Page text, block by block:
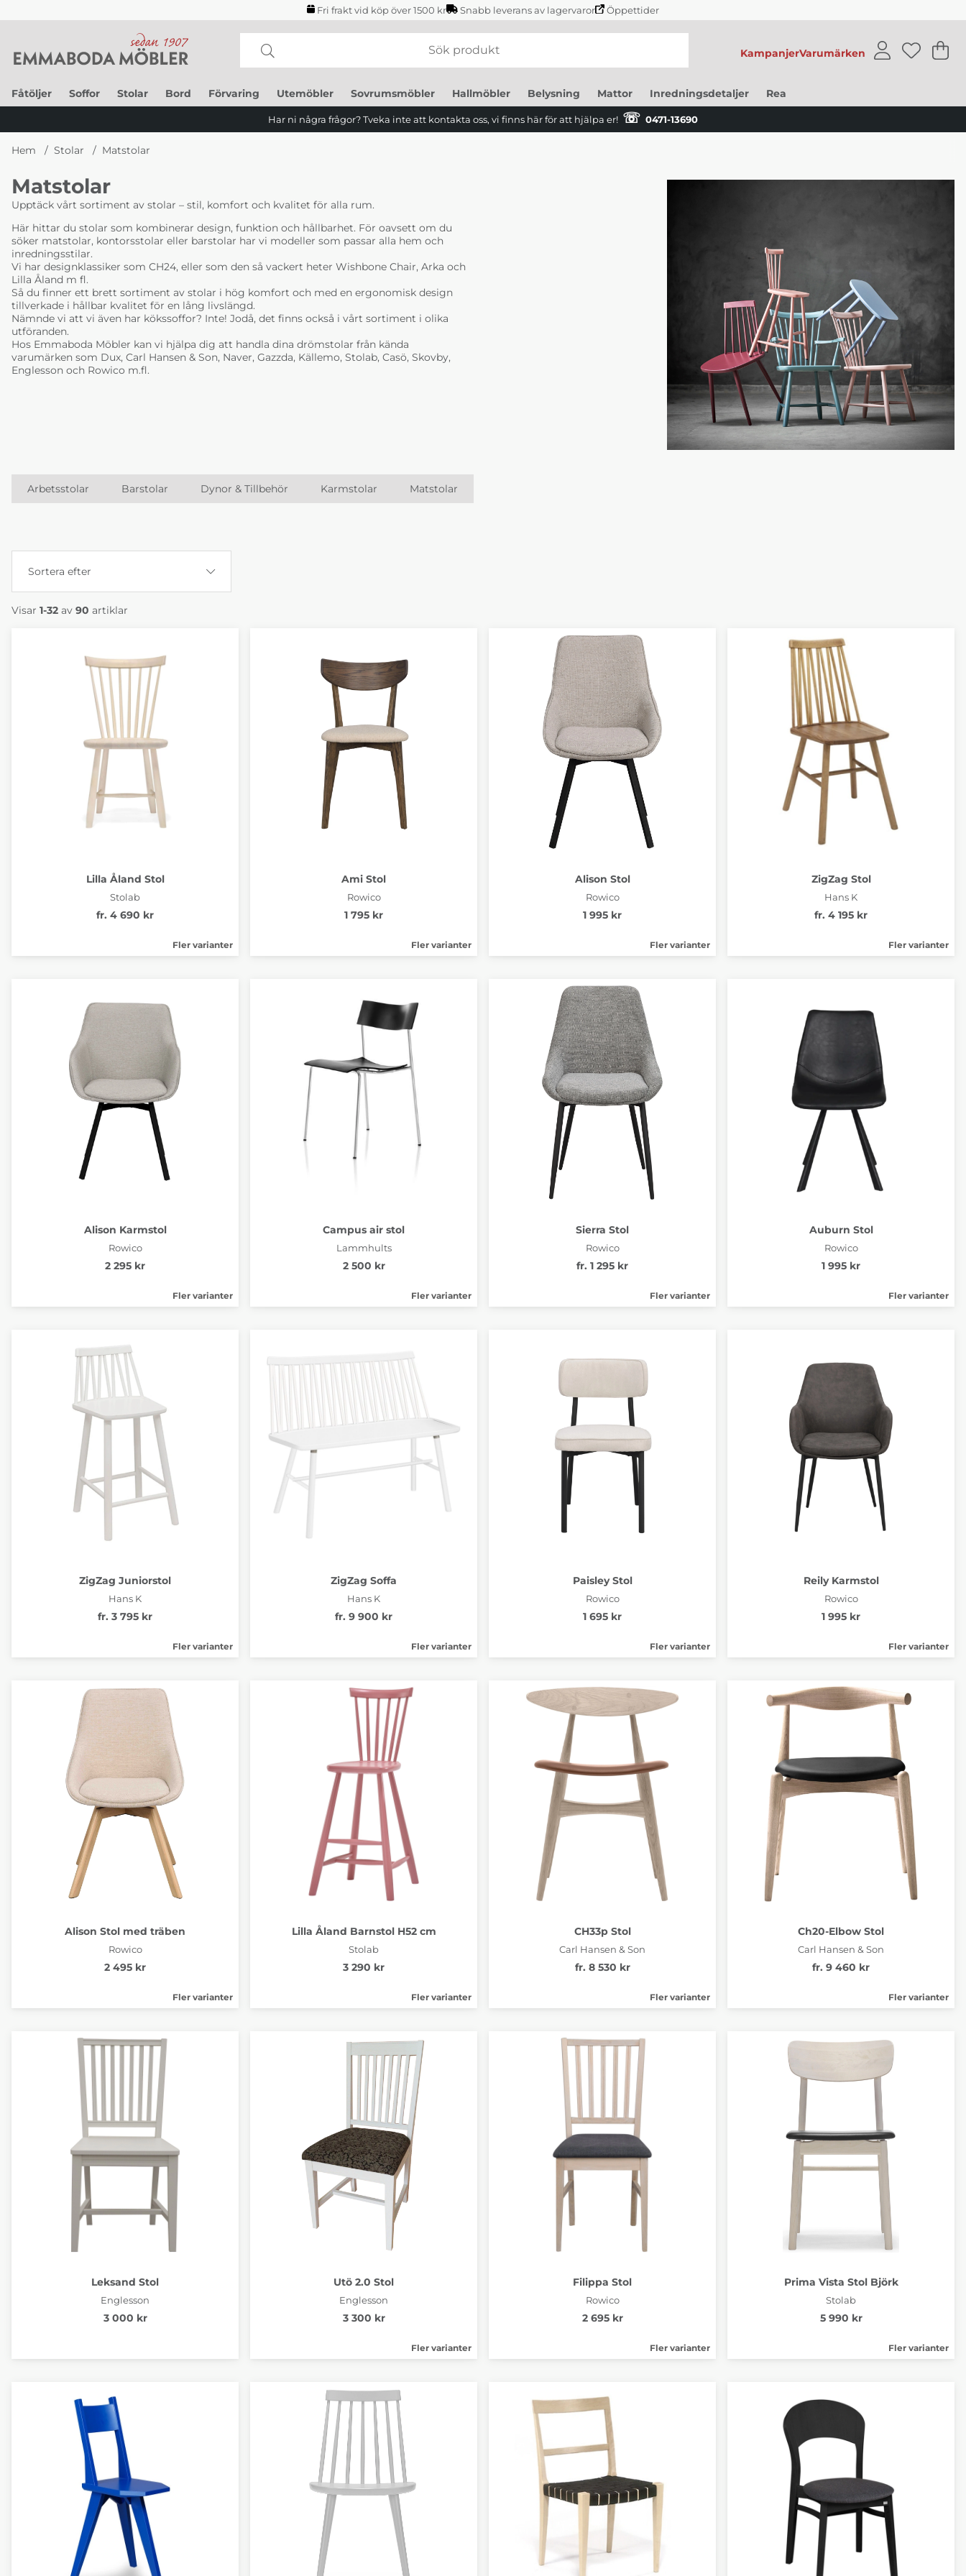
Fri frakt vid köp över 1500 kr Snabb leverans av lagervaror Öppettider
KampanjerVarumärken .
Fåtöljer Soffor Stolar Bord Förvaring Utemöbler Sovrumsmöbler Hallmöbler Belysning Mattor Inredningsdetaljer Rea
Har ni några frågor? Tveka inte att kontakta oss, vi finns här för att hjälpa er! ☏ 0471-13690
Hem Stolar Matstolar
Matstolar
Upptäck vårt sortiment av stolar – stil, komfort och kvalitet för alla rum.
Här hittar du stolar som kombinerar design, funktion och hållbarhet. För oavsett om du
söker matstolar, kontorsstolar eller barstolar har vi modeller som passar alla hem och
inredningsstilar.
Vi har designklassiker som CH24, eller som den så vackert heter Wishbone Chair, Arka och
Lilla Åland m fl.
Så du finner ett brett sortiment av stolar i hög komfort och med en ergonomisk design
tillverkade i hållbar kvalitet för en lång livslängd.
Nämnde vi att vi även har kökssoffor? Inte! Jodå, det finns också i vårt sortiment i olika
utföranden.
Hos Emmaboda Möbler kan vi hjälpa dig att handla dina drömstolar från kända
varumärken som Dux, Carl Hansen & Son, Naver, Gazzda, Källemo, Stolab, Casö, Skovby,
Englesson och Rowico m.fl.
Arbetsstolar Barstolar Dynor & Tillbehör Karmstolar Matstolar
Sortera efter
Visar 1-32 av 90 artiklar
Lilla Åland Stol
Stolab
fr. 4 690 kr
Fler varianter
Ami Stol
Rowico
1 795 kr
Fler varianter
Alison Stol
Rowico
1 995 kr
Fler varianter
ZigZag Stol
Hans K
fr. 4 195 kr
Fler varianter
Alison Karmstol
Rowico
2 295 kr
Fler varianter
Campus air stol
Lammhults
2 500 kr
Fler varianter
Sierra Stol
Rowico
fr. 1 295 kr
Fler varianter
Auburn Stol
Rowico
1 995 kr
Fler varianter
ZigZag Juniorstol
Hans K
fr. 3 795 kr
Fler varianter
ZigZag Soffa
Hans K
fr. 9 900 kr
Fler varianter
Paisley Stol
Rowico
1 695 kr
Fler varianter
Reily Karmstol
Rowico
1 995 kr
Fler varianter
Alison Stol med träben
Rowico
2 495 kr
Fler varianter
Lilla Åland Barnstol H52 cm
Stolab
3 290 kr
Fler varianter
CH33p Stol
Carl Hansen & Son
fr. 8 530 kr
Fler varianter
Ch20-Elbow Stol
Carl Hansen & Son
fr. 9 460 kr
Fler varianter
Leksand Stol
Englesson
3 000 kr
Utö 2.0 Stol
Englesson
3 300 kr
Fler varianter
Filippa Stol
Rowico
2 695 kr
Fler varianter
Prima Vista Stol Björk
Stolab
5 990 kr
Fler varianter